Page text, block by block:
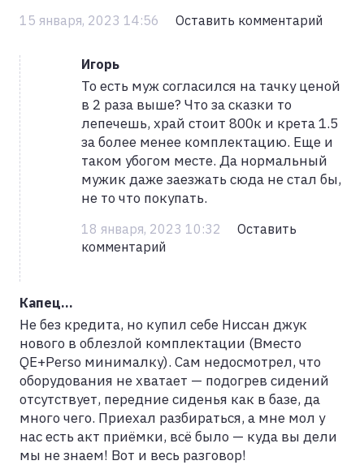
15 января, 2023 14:56 Оставить комментарий
Игорь
То есть муж согласился на тачку ценой
в 2 раза выше? Что за сказки то
лепечешь, храй стоит 800к и крета 1.5
за более менее комплектацию. Еще и
таком убогом месте. Да нормальный
мужик даже заезжать сюда не стал бы,
не то что покупать.
18 января, 2023 10:32
Оставить
комментарий
Капец...
Не без кредита, но купил себе Ниссан джук
нового в облезлой комплектации (Вместо
QE+Perso минималку). Сам недосмотрел, что
оборудования не хватает — подогрев сидений
отсутствует, передние сиденья как в базе, да
много чего. Приехал разбираться, а мне мол у
нас есть акт приёмки, всё было — куда вы дели
мы не знаем! Вот и весь разговор!